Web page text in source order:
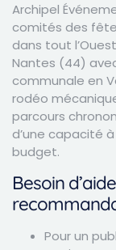
Archipel
comités des
dans tout
Nantes (44)
communale en
rodéo
parcours
d’une capacité
budget.
Besoin
Pour un